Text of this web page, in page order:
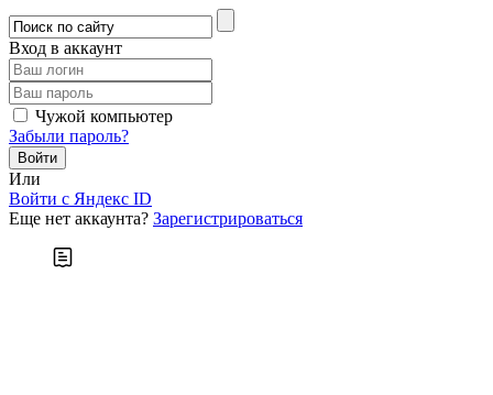
Вход в аккаунт
Чужой компьютер
Забыли пароль?
Или
Войти c Яндекс ID
Еще нет аккаунта? Зарегистрироваться